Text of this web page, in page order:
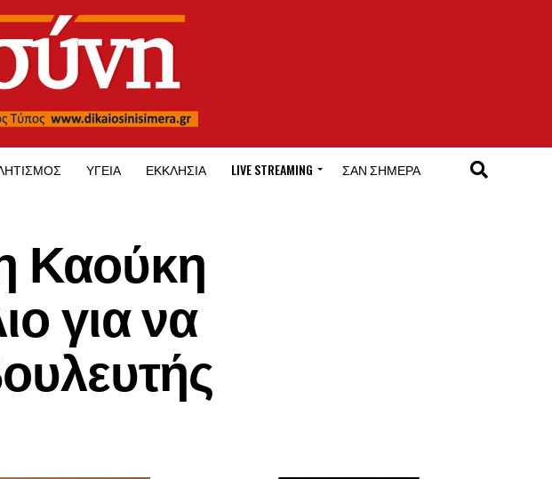
ΥΓΕΊΑ ΕΚΚΛΗΣΊΑ LIVE STREAMING ΣΑΝ ΣΉΜΕΡΑ
Καούκη
για να